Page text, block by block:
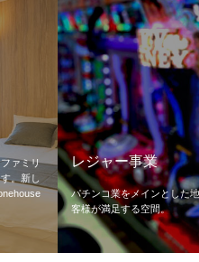
するお
フード事業
美味しい食事がつくる、美味